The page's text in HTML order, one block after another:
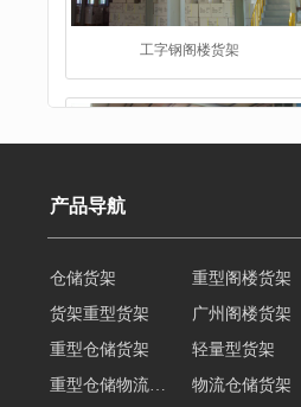
重型仓储货架
仓储货架
产品导航
货架重型货架 广州阁楼货架
重型仓储货架
轻量型货架
物流仓储货架
悬臂式货架
悬臂式仓储货架